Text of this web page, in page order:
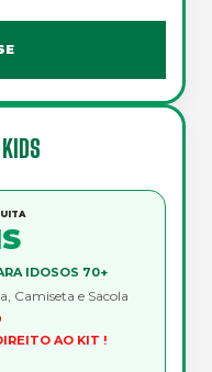
IDOSOS 70+
Camiseta e Sacola
AO KIT !